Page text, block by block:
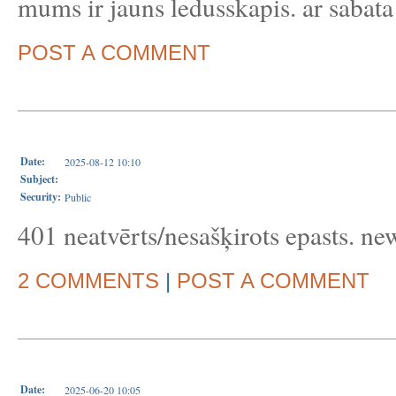
POST A COMMENT
Date: 2025-08-12 10:10
Subject:
Security: Public
401 neatvērts/nesašķirots epasts.
2 COMMENTS | POST A COMMENT
Date: 2025-06-20 10:05